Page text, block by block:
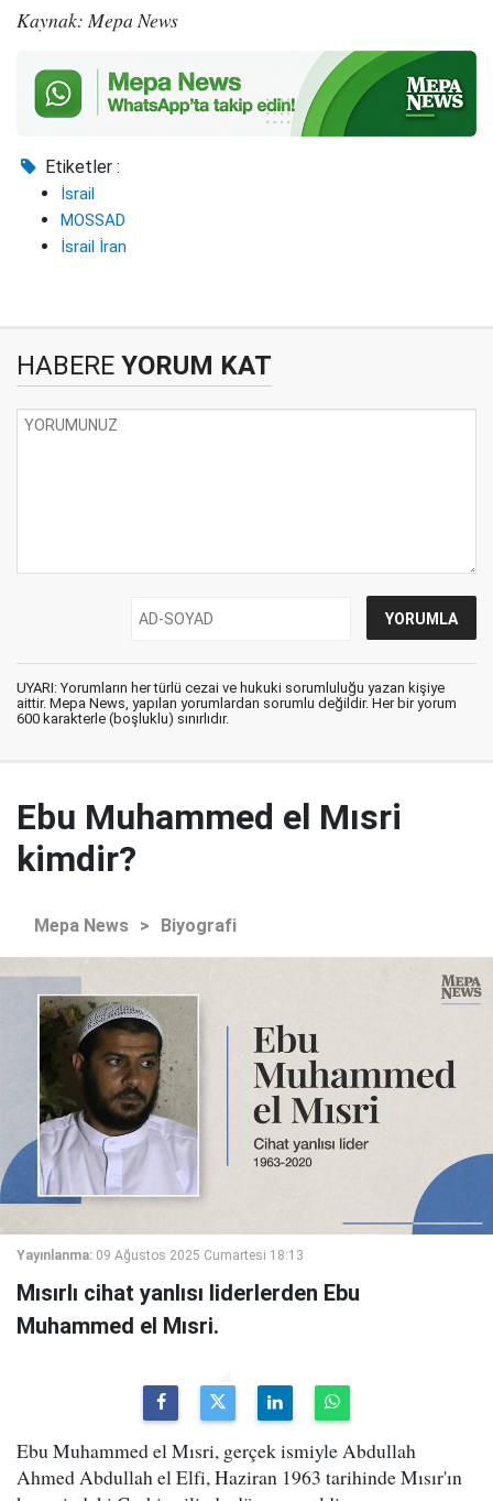
Kaynak: Mepa News
Etiketler :
İsrail
MOSSAD
İsrail İran
HABERE YORUM KAT
UYARI: Yorumların her türlü cezai ve hukuki sorumluluğu yazan kişiye
aittir. Mepa News, yapılan yorumlardan sorumlu değildir. Her bir yorum
600 karakterle (boşluklu) sınırlıdır.
Ebu Muhammed el Mısri
kimdir?
Mepa News > Biyografi
Yayınlanma: 09 Ağustos 2025 Cumartesi 18:13
Mısırlı cihat yanlısı liderlerden Ebu
Muhammed el Mısri.
Ebu Muhammed el Mısri, gerçek ismiyle Abdullah
Ahmed Abdullah el Elfi, Haziran 1963 tarihinde Mısır'ın